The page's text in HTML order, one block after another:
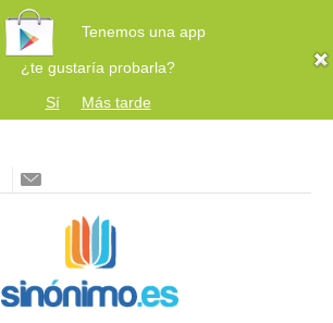
Tenemos una app
¿te gustaría probarla?
Sí
Más tarde